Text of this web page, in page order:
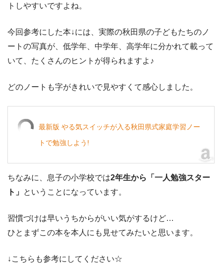
トしやすいですよね。
今回参考にした本↓には、実際の秋田県の子どもたちのノ
ートの写真が、低学年、中学年、高学年に分かれて載って
いて、たくさんのヒントが得られますよ♪
どのノートも字がきれいで見やすくて感心しました。
最新版 やる気スイッチが入る秋田県式家庭学習ノー
トで勉強しよう!
ちなみに、息子の小学校では2年生から「一人勉強スター
ト」 ということになっています。
習慣づけは早いうちからがいい気がするけど…
ひとまずこの本を本人にも見せてみたいと思います。
↓こちらも参考にしてください☆